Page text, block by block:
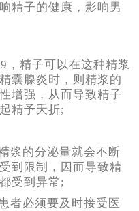
精子的健康，影响男
精子可以在这种精浆
囊腺炎时，则精浆的
增强，从而导致精子
精予夭折;
浆的分泌量就会不断
到限制，因而导致精
受到异常;
者必须要及时接受医